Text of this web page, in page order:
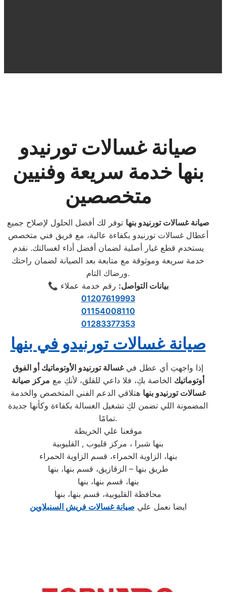
صيانة غسالات تورنيدو
بنها خدمة سريعة وفنيين
متخصصين
صيانة غسالات تورنيدو بنها توفر لك أفضل الحلول لإصلاح جميع
أعطال غسالات تورنيدو بكفاءة عالية، مع فريق فني متخصص
يستخدم قطع غيار أصلية لضمان أفضل أداء لغسالتك. نقدم
خدمة سريعة وموثوقة مع متابعة بعد الصيانة لضمان راحتك
ورضاك التام.
📞
بيانات التواصل: رقم خدمة عملاء
01207619993
01154008110
01283377353
صيانة غسالات تورنيدو في بنها
إذا واجهتِ أي عطل فيغسالة تورنيدو الأوتوماتيك أو الفوق
أوتوماتيك الخاصة بكِ، فلا داعي للقلق، لأنكِ مع مركز صيانة
غسالات تورنيدو بنها هتلاقي الدعم الفني المتخصص والخدمة
المضمونة اللي تضمن لكِ تشغيل الغسالة بكفاءة وكأنها جديدة
تمامًا.
موقعنا علي الخريطة
بنها شبرا ، مركز قليوب , القليوبية
بنها، الزاوية الحمراء، قسم الزاوية الحمراء
طريق بنها – الزقازيق، قسم بنها، بنها
بنها، قسم بنها، بنها
محافظة القليوبية، قسم بنها، بنها
ايضا نعمل علي صيانة غسالات فريش السنبلاوين